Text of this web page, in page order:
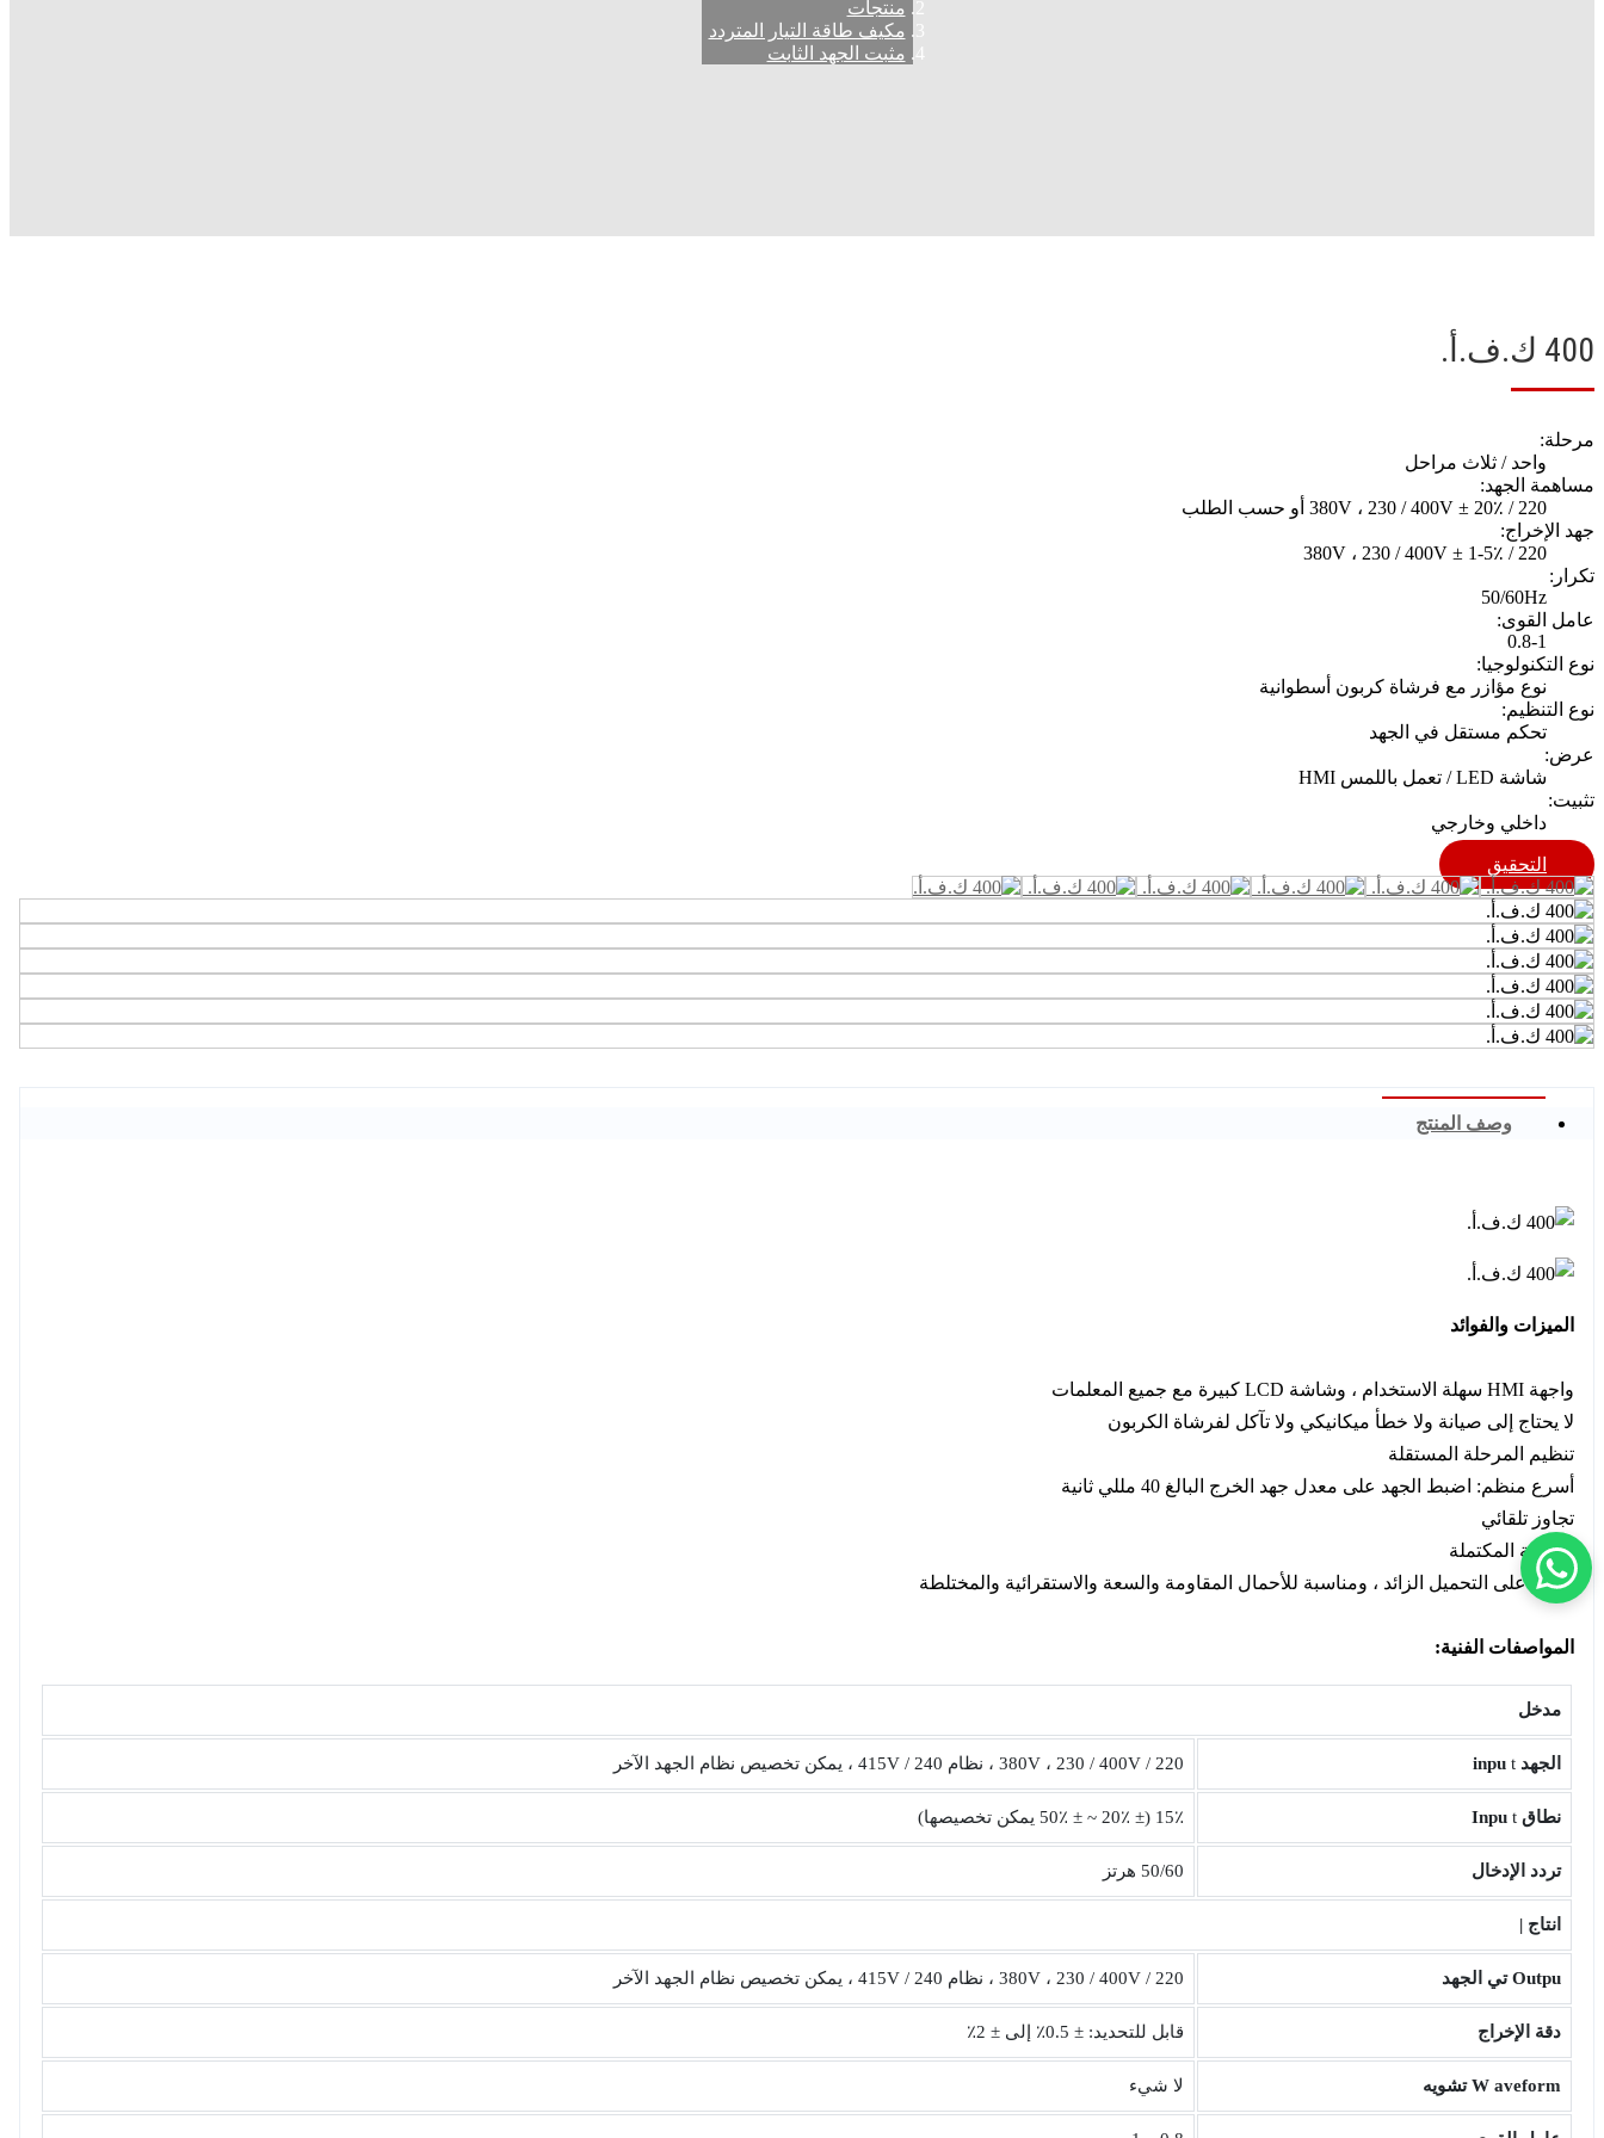
منتجات
مكيف طاقة التيار المتردد
مثبت الجهد الثابت
400 ك.ف.أ.
مرحلة:
واحد / ثلاث مراحل
مساهمة الجهد:
220 / 380V ، 230 / 400V ± 20٪ أو حسب الطلب
جهد الإخراج:
220 / 380V ، 230 / 400V ± 1-5٪
تكرار:
50/60Hz
عامل القوى:
0.8-1
نوع التكنولوجيا:
نوع مؤازر مع فرشاة كربون أسطوانية
نوع التنظيم:
تحكم مستقل في الجهد
عرض:
شاشة LED / تعمل باللمس HMI
تثبيت:
داخلي وخارجي
التحقيق
وصف المنتج
الميزات والفوائد
واجهة HMI سهلة الاستخدام ، وشاشة LCD كبيرة مع جميع المعلمات
لا يحتاج إلى صيانة ولا خطأ ميكانيكي ولا تآكل لفرشاة الكربون
تنظيم المرحلة المستقلة
أسرع منظم: اضبط الجهد على معدل جهد الخرج البالغ 40 مللي ثانية
تجاوز تلقائي
الحماية المكتملة
قادرة على التحميل الزائد ، ومناسبة للأحمال المقاومة والسعة والاستقرائية والمختلطة
المواصفات الفنية:
مدخل
الجهد inpu t 220 / 380V ، 230 / 400V ، نظام 240 / 415V ، يمكن تخصيص نظام الجهد الآخر
نطاق Inpu t 15٪ (± 20٪ ~ ± 50٪ يمكن تخصيصها)
تردد الإدخال 50/60 هرتز
انتاج |
Outpu تي الجهد 220 / 380V ، 230 / 400V ، نظام 240 / 415V ، يمكن تخصيص نظام الجهد الآخر
دقة الإخراج قابل للتحديد: ± 0.5٪ إلى ± 2٪
W aveform تشويه لا شيء